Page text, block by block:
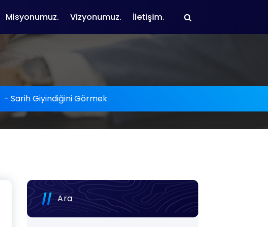
Misyonumuz. Vizyonumuz. İletişim.
- Sarih Giyindiğini Görmek
Ara